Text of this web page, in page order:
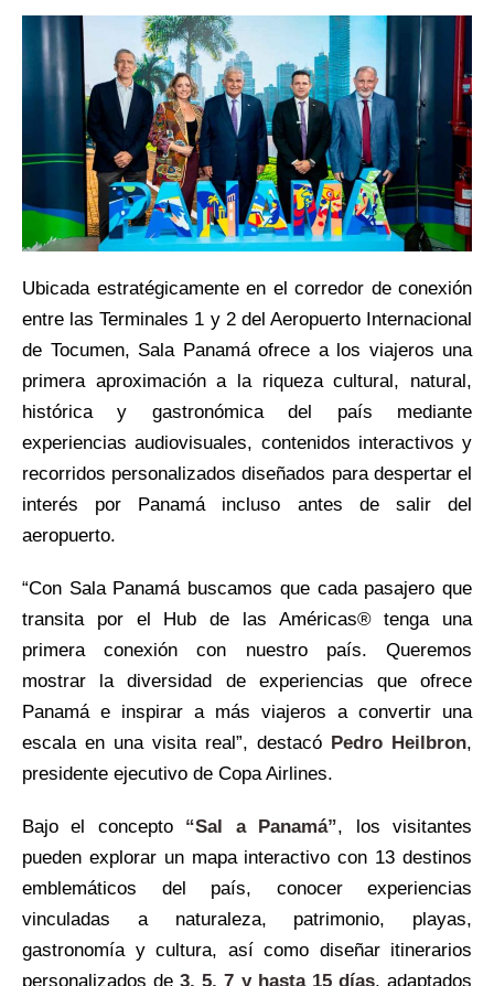
Ubicada estratégicamente en el corredor de conexión
entre las Terminales 1 y 2 del Aeropuerto Internacional
de Tocumen, Sala Panamá ofrece a los viajeros una
primera aproximación a la riqueza cultural, natural,
histórica y gastronómica del país mediante
experiencias audiovisuales, contenidos interactivos y
recorridos personalizados diseñados para despertar el
interés por Panamá incluso antes de salir del
aeropuerto.
“Con Sala Panamá buscamos que cada pasajero que
transita por el Hub de las Américas® tenga una
primera conexión con nuestro país. Queremos
mostrar la diversidad de experiencias que ofrece
Panamá e inspirar a más viajeros a convertir una
escala en una visita real”, destacó Pedro Heilbron,
presidente ejecutivo de Copa Airlines.
Bajo el concepto “Sal a Panamá”, los visitantes
pueden explorar un mapa interactivo con 13 destinos
emblemáticos del país, conocer experiencias
vinculadas a naturaleza, patrimonio, playas,
gastronomía y cultura, así como diseñar itinerarios
personalizados de3, 5, 7 y hasta 15 días, adaptados